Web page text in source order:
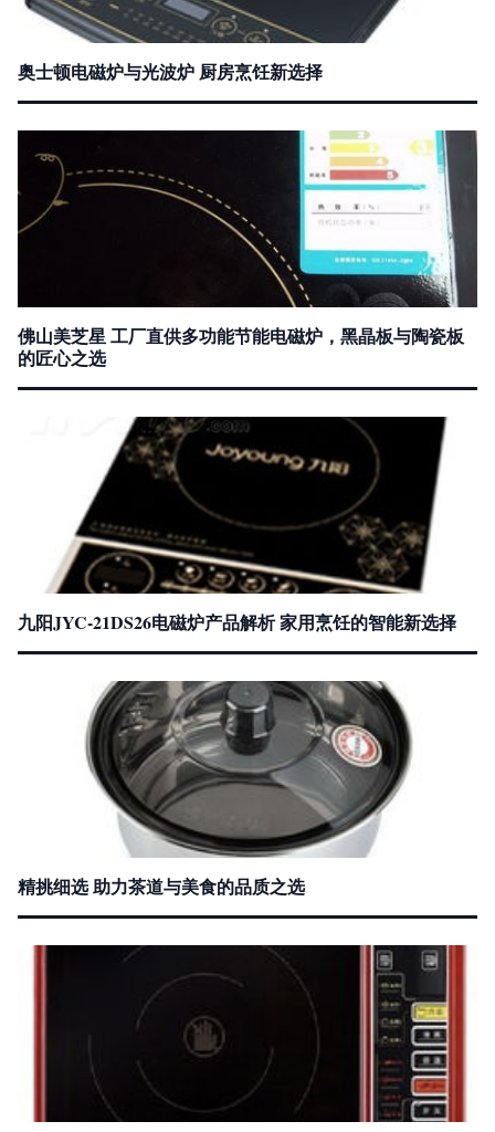
奥士顿电磁炉与光波炉 厨房烹饪新选择
佛山美芝星 工厂直供多功能节能电磁炉，黑晶板与陶瓷板
的匠心之选
九阳JYC-21DS26电磁炉产品解析 家用烹饪的智能新选择
精挑细选 助力茶道与美食的品质之选